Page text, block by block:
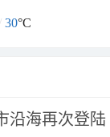
/ 30°C
沿海再次登陆